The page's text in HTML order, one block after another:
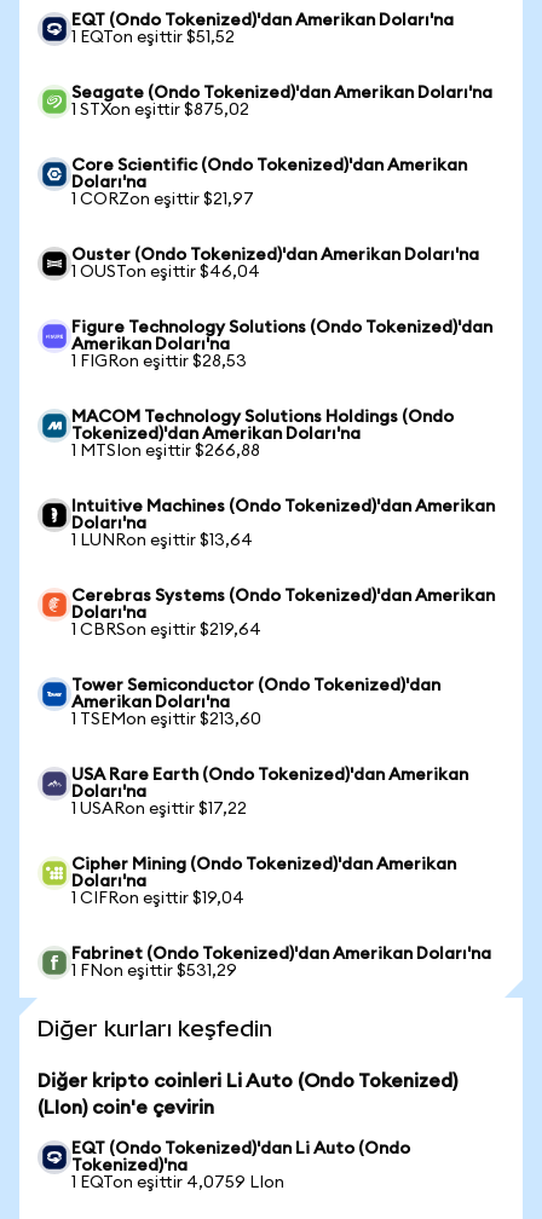
EQT (Ondo Tokenized)'dan Amerikan Doları'na
1 EQTon eşittir $51,52
Seagate (Ondo Tokenized)'dan Amerikan Doları'na
1 STXon eşittir $875,02
Core Scientific (Ondo Tokenized)'dan Amerikan
Doları'na
1 CORZon eşittir $21,97
Ouster (Ondo Tokenized)'dan Amerikan Doları'na
1 OUSTon eşittir $46,04
Figure Technology Solutions (Ondo Tokenized)'dan
Amerikan Doları'na
1 FIGRon eşittir $28,53
MACOM Technology Solutions Holdings (Ondo
Tokenized)'dan Amerikan Doları'na
1 MTSIon eşittir $266,88
Intuitive Machines (Ondo Tokenized)'dan Amerikan
Doları'na
1 LUNRon eşittir $13,64
Cerebras Systems (Ondo Tokenized)'dan Amerikan
Doları'na
1 CBRSon eşittir $219,64
Tower Semiconductor (Ondo Tokenized)'dan
Amerikan Doları'na
1 TSEMon eşittir $213,60
USA Rare Earth (Ondo Tokenized)'dan Amerikan
Doları'na
1 USARon eşittir $17,22
Cipher Mining (Ondo Tokenized)'dan Amerikan
Doları'na
1 CIFRon eşittir $19,04
Fabrinet (Ondo Tokenized)'dan Amerikan Doları'na
1 FNon eşittir $531,29
Diğer kurları keşfedin
Diğer kripto coinleri Li Auto (Ondo Tokenized)
(LIon) coin'e çevirin
EQT (Ondo Tokenized)'dan Li Auto (Ondo
Tokenized)'na
1 EQTon eşittir 4,0759 LIon